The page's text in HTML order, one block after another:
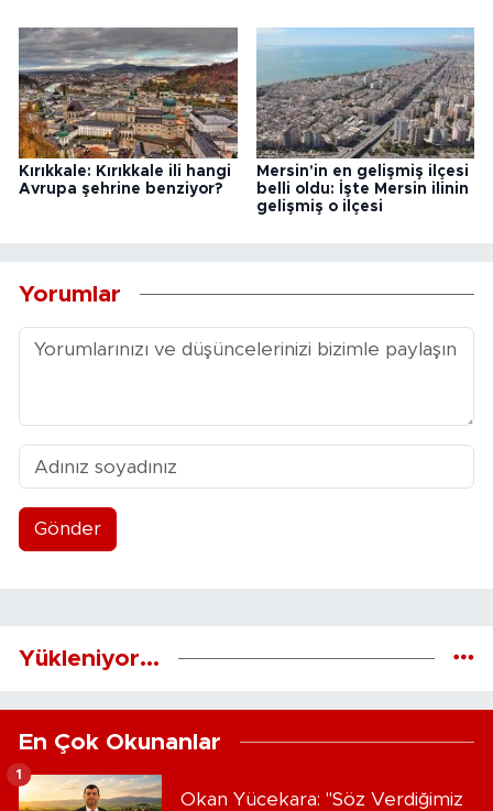
Kırıkkale: Kırıkkale ili hangi
Avrupa şehrine benziyor?
Mersin'in en gelişmiş ilçesi
belli oldu: İşte Mersin ilinin
gelişmiş o ilçesi
Yorumlar
Gönder
Yükleniyor...
En Çok Okunanlar
Okan Yücekara: "Söz Verdiğimiz
1